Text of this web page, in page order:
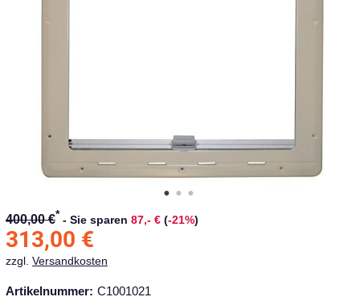
400,00 €* - Sie sparen 87,- € (-21%)
313,00 €
zzgl. Versandkosten
Artikelnummer: C1001021